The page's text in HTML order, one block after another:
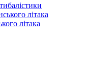
літака